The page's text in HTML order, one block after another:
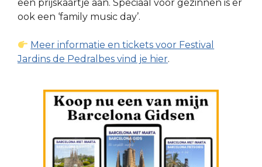
een prijskaartje aan. Speciaal voor gezinnen is er
ook een ‘family music day’.
Meer informatie en tickets voor Festival
Jardins de Pedralbes vind je hier.